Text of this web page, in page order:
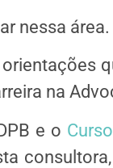
nessa área.
na
e o